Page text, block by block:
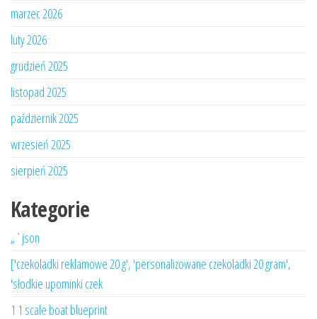
marzec 2026
luty 2026
grudzień 2025
listopad 2025
październik 2025
wrzesień 2025
sierpień 2025
Kategorie
„`json
['czekoladki reklamowe 20 g', 'personalizowane czekoladki 20 gram',
'słodkie upominki czek
1 1 scale boat blueprint